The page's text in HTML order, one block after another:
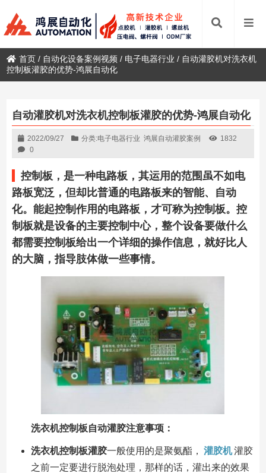
首页 / 自动化设备案例视频 / 电子电器行业 / 自动灌胶机对洗衣机
控制板灌胶的优势-鸿展自动化
自动灌胶机对洗衣机控制板灌胶的优势-鸿展自动化
2022/09/27 分类:电子电器行业 鸿展自动灌胶案例
1832
0
控制板，是一种电路板，其运用的范围虽不如电
路板宽泛，但却比普通的电路板来的智能、自动
化。能起控制作用的电路板，才可称为控制板。控
制板就是设备的主要控制中心，整个设备要做什么
都需要控制板给出一个详细的操作信息，就好比人
的大脑，指导肢体做一些事情。
洗衣机控制板自动灌胶注意事项：
洗衣机控制板灌胶一般使用的是聚氨酯， 灌胶机灌胶
之前一定要进行脱泡处理，那样的话，灌出来的效果